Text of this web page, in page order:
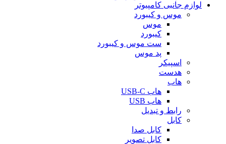
لوازم جانبی کامپیوتر
موس و کیبورد
موس
کیبورد
ست موس و کیبورد
پد موس
اسپیکر
هدست
هاب
هاب USB-C
هاب USB
رابط و تبدیل
کابل
کابل صدا
کابل تصویر